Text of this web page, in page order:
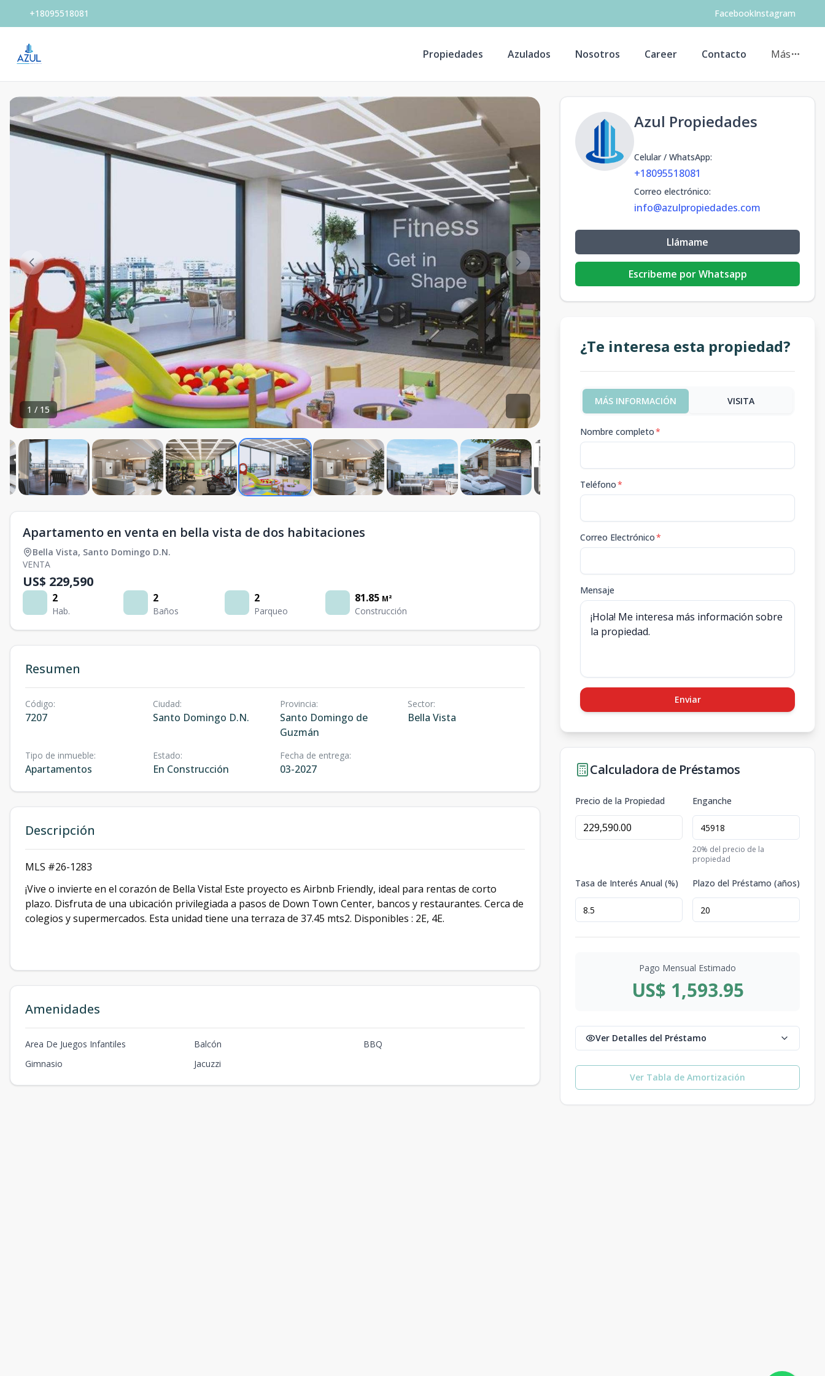
+18095518081 FacebookInstagram
Propiedades Azulados Nosotros Career Contacto Más
1 / 15
Apartamento en venta en bella vista de dos habitaciones
Bella Vista, Santo Domingo D.N.
VENTA
US$ 229,590
2
Hab.
2
Baños
2
Parqueo
81.85 M²
Construcción
Resumen
Código:
7207
Ciudad:
Santo Domingo D.N.
Provincia:
Santo Domingo de
Guzmán
Sector:
Bella Vista
Tipo de inmueble:
Apartamentos
Estado:
En Construcción
Fecha de entrega:
03-2027
Descripción
MLS #26-1283
¡Vive o invierte en el corazón de Bella Vista! Este proyecto es Airbnb Friendly, ideal para rentas de corto
plazo. Disfruta de una ubicación privilegiada a pasos de Down Town Center, bancos y restaurantes. Cerca de
colegios y supermercados. Esta unidad tiene una terraza de 37.45 mts2. Disponibles : 2E, 4E.
Amenidades
Area De Juegos Infantiles Balcón
BBQ
Gimnasio
Jacuzzi
Azul Propiedades
Celular / WhatsApp:
+18095518081
Correo electrónico:
info@azulpropiedades.com
Llámame
Escribeme por Whatsapp
¿Te interesa esta propiedad?
MÁS INFORMACIÓN VISITA
Nombre completo*
Teléfono*
Correo Electrónico*
Mensaje
Enviar
Calculadora de Préstamos
Precio de la Propiedad Enganche
20% del precio de la
propiedad
Tasa de Interés Anual (%) Plazo del Préstamo (años)
Pago Mensual Estimado
US$ 1,593.95
Ver Detalles del Préstamo
Ver Tabla de Amortización